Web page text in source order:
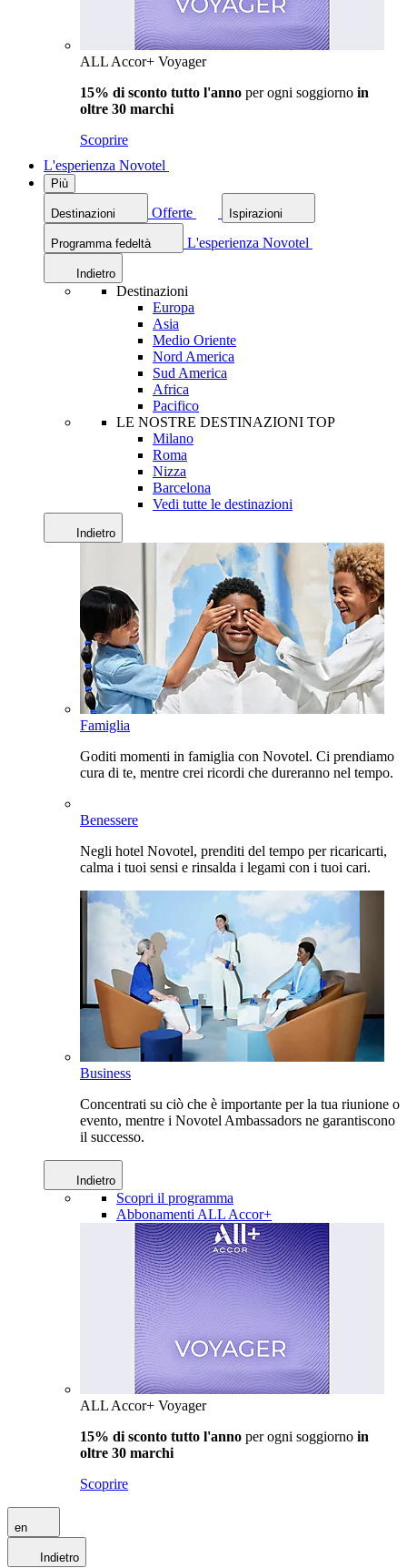
ALL Accor+ Voyager
15% di sconto tutto l'anno per ogni soggiorno in
oltre 30 marchi
Scoprire
L'esperienza Novotel
Più
Destinazioni Offerte Ispirazioni
Programma fedeltà L'esperienza Novotel
Indietro
Destinazioni
Europa
Asia
Medio Oriente
Nord America
Sud America
Africa
Pacifico
LE NOSTRE DESTINAZIONI TOP
Milano
Roma
Nizza
Barcelona
Vedi tutte le destinazioni
Indietro
Famiglia
Goditi momenti in famiglia con Novotel. Ci prendiamo
cura di te, mentre crei ricordi che dureranno nel tempo.
Benessere
Negli hotel Novotel, prenditi del tempo per ricaricarti,
calma i tuoi sensi e rinsalda i legami con i tuoi cari.
Business
Concentrati su ciò che è importante per la tua riunione o
evento, mentre i Novotel Ambassadors ne garantiscono
il successo.
Indietro
Scopri il programma
Abbonamenti ALL Accor+
ALL Accor+ Voyager
15% di sconto tutto l'anno per ogni soggiorno in
oltre 30 marchi
Scoprire
en
Indietro